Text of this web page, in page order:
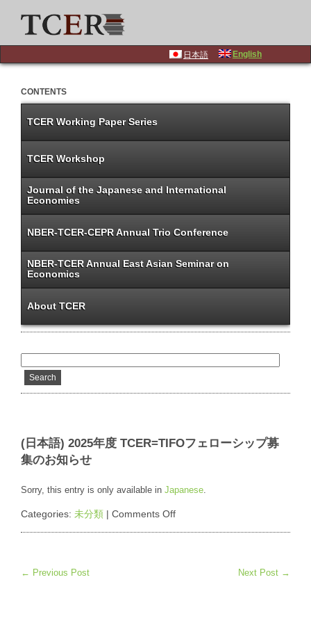
日本語 English
CONTENTS
TCER Working Paper Series
TCER Workshop
Journal of the Japanese and International
Economies
NBER-TCER-CEPR Annual Trio Conference
NBER-TCER Annual East Asian Seminar on
Economics
About TCER
(日本語) 2025年度 TCER=TIFOフェローシップ募
集のお知らせ
Sorry, this entry is only available in Japanese.
Categories: 未分類 | Comments Offon
← Previous Post Next Post →